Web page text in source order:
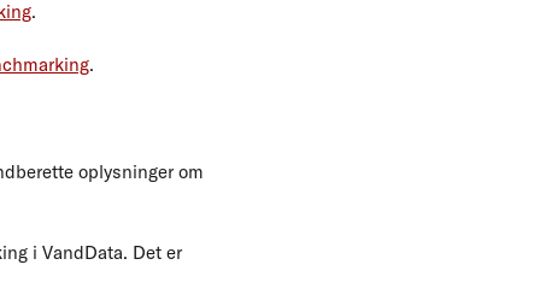
.
.
oplysninger om
i VandData. Det er